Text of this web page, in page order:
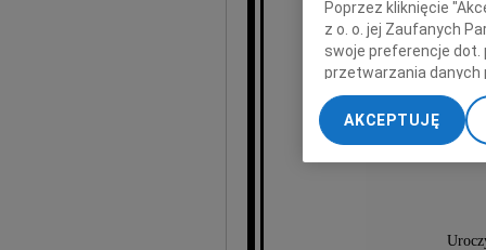
Poprzez kliknięcie
z o. o. jej Zaufanych
swoje preferencje dot.
przetwarzania danych
„Ustawienia
My, nasi Zaufani
dokładnych danych
Przechowywanie
AKCEPTUJĘ